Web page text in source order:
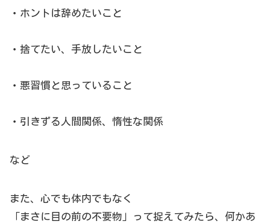
・ホントは辞めたいこと
・捨てたい、手放したいこと
・悪習慣と思っていること
・引きずる人間関係、惰性な関係
など
また、心でも体内でもなく
「まさに目の前の不要物」って捉えてみたら、何かあ